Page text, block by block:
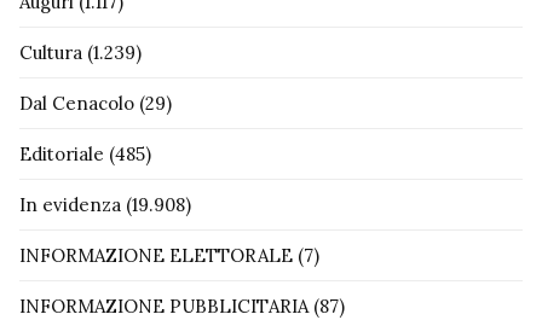
Cultura (1.239)
Dal Cenacolo (29)
Editoriale (485)
In evidenza (19.908)
INFORMAZIONE ELETTORALE (7)
INFORMAZIONE PUBBLICITARIA(87)